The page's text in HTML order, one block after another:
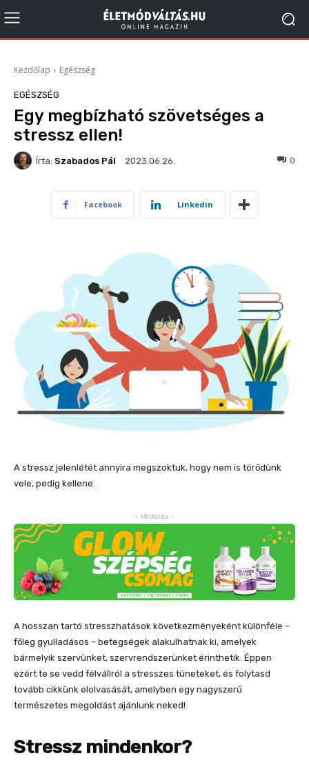
Kezdőlap Egészség
EGÉSZSÉG
Egy megbízható szövetséges a
stressz ellen!
Írta: Szabados Pál 2023.06.26. 0
Facebook Linkedin
A stressz jelenlétét annyira megszoktuk, hogy nem is törődünk
vele, pedig kellene.
- Hirdetés -
A hosszan tartó stresszhatások következményeként különféle –
főleg gyulladásos – betegségek alakulhatnak ki, amelyek
bármelyik szervünket, szervrendszerünket érinthetik. Éppen
ezért te se vedd félvállról a stresszes tüneteket, és folytasd
tovább cikkünk elolvasását, amelyben egy nagyszerű
természetes megoldást ajánlunk neked!
Stressz mindenkor?